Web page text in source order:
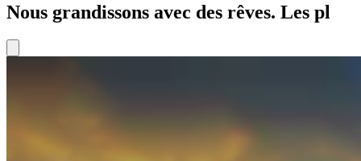
Nous grandissons avec des rêves. Les pl